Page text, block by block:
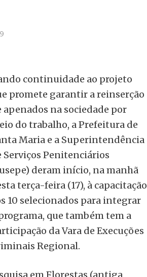
continuidade ao projeto
promete garantir a reinserção
apenados na sociedade por
do trabalho, a Prefeitura de
Maria e a Superintendência
Serviços Penitenciários
deram início, na manhã
terça-feira (17), à capacitação
10 selecionados para integrar
que também tem a
da Vara de Execuções
Regional.